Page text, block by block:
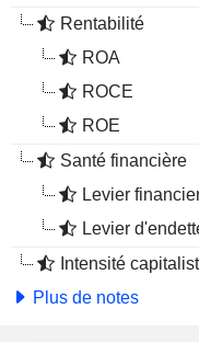
Rentabilité
ROA
ROCE
ROE
Santé financière
Levier
Levier
Intensité
Plus de notes